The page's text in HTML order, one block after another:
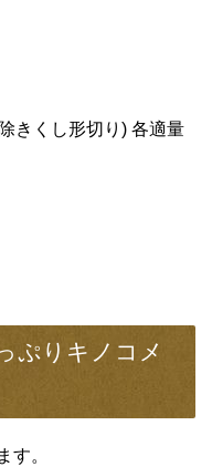
きくし形切り) 各適量
ぷりキノコメ
す。